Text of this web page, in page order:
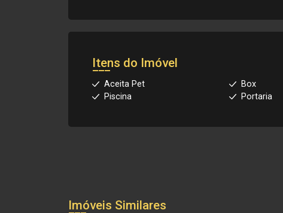
Itens do Imóvel
Aceita Pet Box
Piscina
Portaria
Imóveis Similares